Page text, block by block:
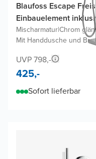
Blaufoss Escape
Einbauelement
Mischarmatur|Chrom
Mit Handdusche und
UVP 798,-
425,-
Sofort lieferbar